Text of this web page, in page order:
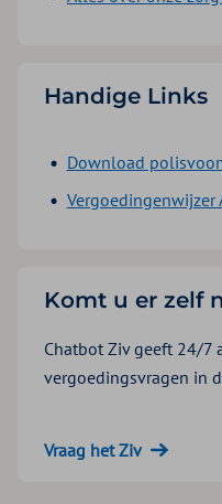
Handige Links
Download
Vergoedingenwijzer
Komt u er zelf
Chatbot Ziv geeft 24/7
vergoedingsvragen in
Vraag het Ziv